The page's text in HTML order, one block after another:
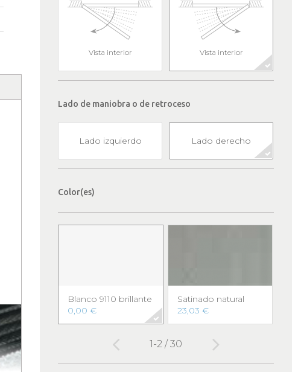
Vista interior Vista interior
Lado de maniobra o de retroceso
Lado izquierdo Lado derecho
Color(es)
Blanco 9110 brillante
0,00 €
Satinado natural
23,03 €
1-2 / 30